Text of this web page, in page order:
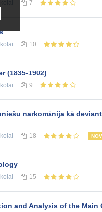
7
10
(1835-1902)
9
narkomānija kā
18
15
and Analysis of the